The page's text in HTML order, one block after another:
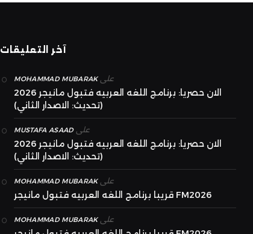
آخر التعليقات
MOHAMMAD MUBARAK على
الان حصريا: برنامج اللغه العربيه فتبول مانيجر 2026
(تحديث: الاصدار الثاني)
MUSTAFA ASAAD على
الان حصريا: برنامج اللغه العربيه فتبول مانيجر 2026
(تحديث: الاصدار الثاني)
MOHAMMAD MUBARAK على
قريبا برنامج اللغه العربيه فتبول مانيجر FM2026
MOHAMMAD MUBARAK على